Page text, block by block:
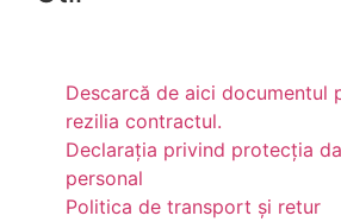
Descarcă de aici documentul
rezilia contractul.
Declarația privind protecția
personal
Politica de transport și retur